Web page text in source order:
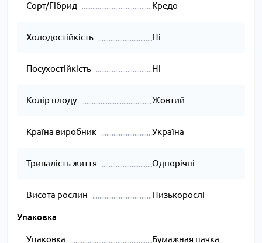
Сорт/Гібрид Кредо
Холодостійкість Ні
Посухостійкість Ні
Колір плоду Жовтий
Країна виробник Україна
Тривалість життя Однорічні
Висота рослин Низькорослі
Упаковка
Упаковка Бумажная пачка